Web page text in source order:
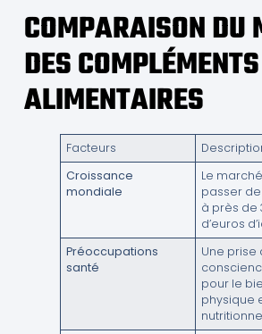
COMPARAISON DU
DES COMPLÉMENTS
ALIMENTAIRES
Facteurs
Croissance
mondiale
Le
passer de
à près de
d’euros
Préoccupations
santé
Une prise
pour le
physique